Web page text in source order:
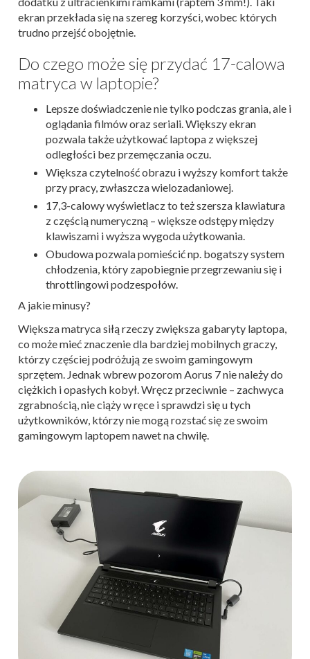
ekran przekłada się na szereg korzyści, wobec których
trudno przejść obojętnie.
Do czego może się przydać 17-calowa
matryca w laptopie?
Lepsze doświadczenie nie tylko podczas grania, ale i
oglądania filmów oraz seriali. Większy ekran
pozwala także użytkować laptopa z większej
odległości bez przemęczania oczu.
Większa czytelność obrazu i wyższy komfort także
przy pracy, zwłaszcza wielozadaniowej.
17,3-calowy wyświetlacz to też szersza klawiatura
z częścią numeryczną – większe odstępy między
klawiszami i wyższa wygoda użytkowania.
Obudowa pozwala pomieścić np. bogatszy system
chłodzenia, który zapobiegnie przegrzewaniu się i
throttlingowi podzespołów.
A jakie minusy?
Większa matryca siłą rzeczy zwiększa gabaryty laptopa,
co może mieć znaczenie dla bardziej mobilnych graczy,
którzy częściej podróżują ze swoim gamingowym
sprzętem. Jednak wbrew pozorom Aorus 7 nie należy do
ciężkich i opasłych kobył. Wręcz przeciwnie – zachwyca
zgrabnością, nie ciąży w ręce i sprawdzi się u tych
użytkowników, którzy nie mogą rozstać się ze swoim
gamingowym laptopem nawet na chwilę.